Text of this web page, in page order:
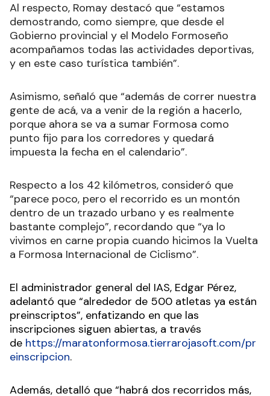
Al respecto, Romay destacó que “estamos
demostrando, como siempre, que desde el
Gobierno provincial y el Modelo Formoseño
acompañamos todas las actividades deportivas,
y en este caso turística también”.
Asimismo, señaló que “además de correr nuestra
gente de acá, va a venir de la región a hacerlo,
porque ahora se va a sumar Formosa como
punto fijo para los corredores y quedará
impuesta la fecha en el calendario”.
Respecto a los 42 kilómetros, consideró que
“parece poco, pero el recorrido es un montón
dentro de un trazado urbano y es realmente
bastante complejo”, recordando que “ya lo
vivimos en carne propia cuando hicimos la Vuelta
a Formosa Internacional de Ciclismo”.
El administrador general del IAS, Edgar Pérez,
adelantó que “alrededor de 500 atletas ya están
preinscriptos”, enfatizando en que las
inscripciones siguen abiertas, a través
de https://maratonformosa.tierrarojasoft.com/pr
einscripcion.
Además, detalló que “habrá dos recorridos más,